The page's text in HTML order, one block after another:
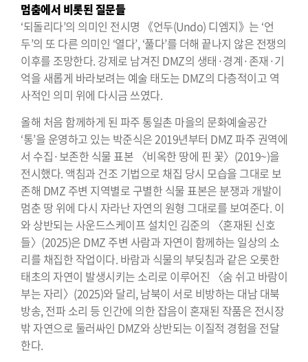
멈춤에서 비롯된 질문들
‘되돌리다’의 의미인 전시명 《언두(Undo) 디엠지》는 ‘언
두’의 또 다른 의미인 ‘열다’, ‘풀다’를 더해 끝나지 않은 전쟁의
이후를 조망한다. 강제로 남겨진 DMZ의 생태·경계·존재·기
억을 새롭게 바라보려는 예술 태도는 DMZ의 다층적이고 역
사적인 의미 위에 다시금 쓰였다.
올해 처음 함께하게 된 파주 통일촌 마을의 문화예술공간
‘통’을 운영하고 있는 박준식은 2019년부터 DMZ 파주 권역에
서 수집·보존한 식물 표본 〈비옥한 땅에 핀 꽃〉(2019~)을
전시했다. 액침과 건조 기법으로 채집 당시 모습을 그대로 보
존해 DMZ 주변 지역별로 구별한 식물 표본은 분쟁과 개발이
멈춘 땅 위에 다시 자라난 자연의 원형 그대로를 보여준다. 이
와 상반되는 사운드스케이프 설치인 김준의 〈혼재된 신호
들〉(2025)은 DMZ 주변 사람과 자연이 함께하는 일상의 소
리를 채집한 작업이다. 바람과 식물의 부딪침과 같은 오롯한
태초의 자연이 발생시키는 소리로 이루어진 〈숨 쉬고 바람이
부는 자리〉(2025)와 달리, 남북이 서로 비방하는 대남 대북
방송, 전파 소리 등 인간에 의한 잡음이 혼재된 작품은 전시장
밖 자연으로 둘러싸인 DMZ와 상반되는 이질적 경험을 전달
한다.